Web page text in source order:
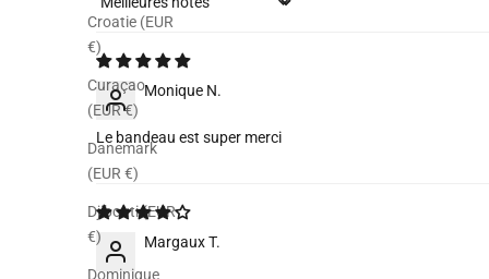
Croatie (EUR
€)
Curaçao
(EUR €)
Danemark
(EUR €)
Djibouti (EUR
€)
Dominique
Sort by
Monique N.
Le bandeau est super merci
Margaux T.